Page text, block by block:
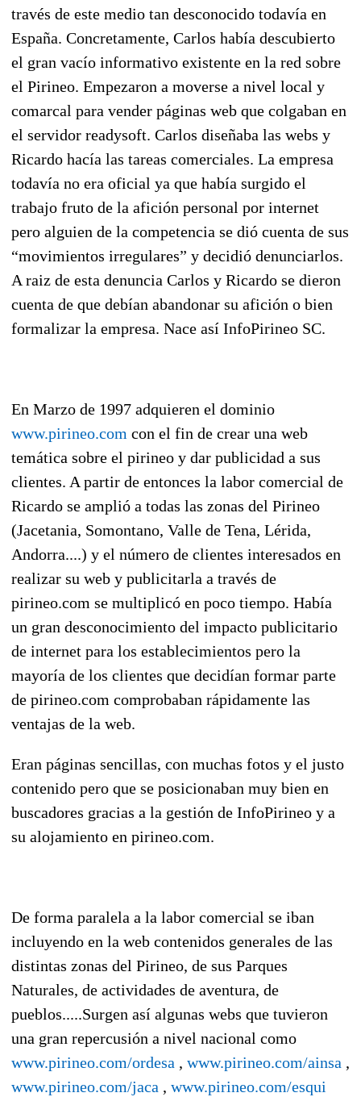
través de este medio tan desconocido todavía en
España. Concretamente, Carlos había descubierto
el gran vacío informativo existente en la red sobre
el Pirineo. Empezaron a moverse a nivel local y
comarcal para vender páginas web que colgaban en
el servidor readysoft. Carlos diseñaba las webs y
Ricardo hacía las tareas comerciales. La empresa
todavía no era oficial ya que había surgido el
trabajo fruto de la afición personal por internet
pero alguien de la competencia se dió cuenta de sus
“movimientos irregulares” y decidió denunciarlos.
A raiz de esta denuncia Carlos y Ricardo se dieron
cuenta de que debían abandonar su afición o bien
formalizar la empresa. Nace así InfoPirineo SC.
En Marzo de 1997 adquieren el dominio
www.pirineo.com con el fin de crear una web
temática sobre el pirineo y dar publicidad a sus
clientes. A partir de entonces la labor comercial de
Ricardo se amplió a todas las zonas del Pirineo
(Jacetania, Somontano, Valle de Tena, Lérida,
Andorra....) y el número de clientes interesados en
realizar su web y publicitarla a través de
pirineo.com se multiplicó en poco tiempo. Había
un gran desconocimiento del impacto publicitario
de internet para los establecimientos pero la
mayoría de los clientes que decidían formar parte
de pirineo.com comprobaban rápidamente las
ventajas de la web.
Eran páginas sencillas, con muchas fotos y el justo
contenido pero que se posicionaban muy bien en
buscadores gracias a la gestión de InfoPirineo y a
su alojamiento en pirineo.com.
De forma paralela a la labor comercial se iban
incluyendo en la web contenidos generales de las
distintas zonas del Pirineo, de sus Parques
Naturales, de actividades de aventura, de
pueblos.....Surgen así algunas webs que tuvieron
una gran repercusión a nivel nacional como
www.pirineo.com/ordesa , www.pirineo.com/ainsa ,
www.pirineo.com/jaca , www.pirineo.com/esqui